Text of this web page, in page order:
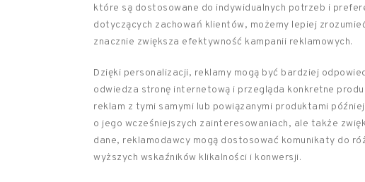
które są dostosowane do indywidualnych potrzeb i
dotyczących zachowań klientów, możemy lepiej
znacznie zwiększa efektywność kampanii reklamowych.
Dzięki personalizacji, reklamy mogą być bardziej
odwiedza stronę internetową i przegląda konkretne
reklam z tymi samymi lub powiązanymi produktami
o jego wcześniejszych zainteresowaniach, ale także
dane, reklamodawcy mogą dostosować komunikaty do
wyższych wskaźników klikalności i konwersji.